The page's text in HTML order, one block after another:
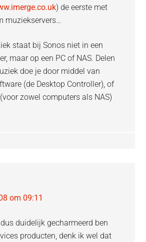
) de eerste met
muziekservers…
staat bij Sonos niet in een
maar op een PC of NAS. Delen
doe je door middel van
(de Desktop Controller), of
zowel computers als NAS)
om 09:11
duidelijk gecharmeerd ben
producten, denk ik wel dat